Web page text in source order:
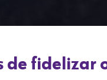
de fidelizar